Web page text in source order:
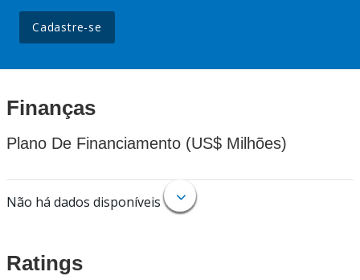
Cadastre-se
Finanças
Plano De Financiamento (US$ Milhões)
Não há dados disponíveis
Ratings